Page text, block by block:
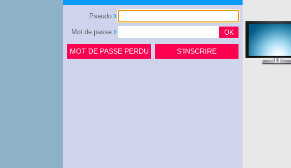
Pseudo
Mot de passe
MOT DE PASSE PERDU S'INSCRIRE